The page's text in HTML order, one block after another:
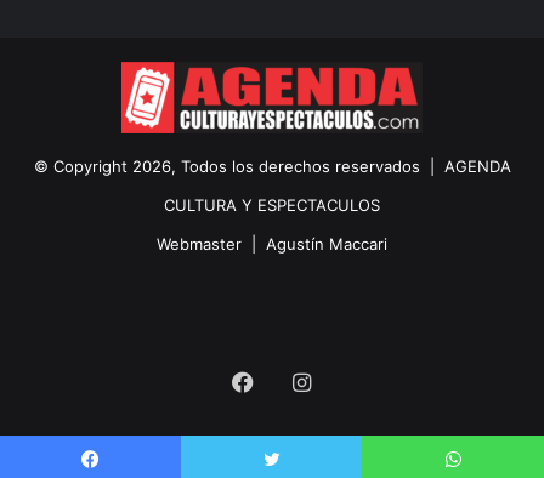
© Copyright 2026, Todos los derechos reservados | AGENDA
CULTURA Y ESPECTACULOS
Webmaster | Agustín Maccari